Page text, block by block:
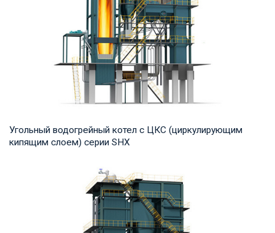
Угольный водогрейный котел с ЦКС (циркулирующим
кипящим слоем) серии SHX
мощность продукта: 7-91 МВт Температура н...